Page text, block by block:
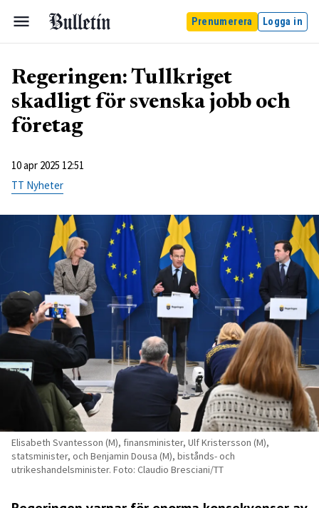
Prenumerera Logga in
Regeringen: Tullkriget
skadligt för svenska jobb och
företag
10 apr 2025 12:51
TT Nyheter
Elisabeth Svantesson (M), finansminister, Ulf Kristersson (M),
statsminister, och Benjamin Dousa (M), bistånds- och
utrikeshandelsminister. Foto: Claudio Bresciani/TT